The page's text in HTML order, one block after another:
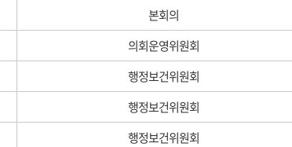
본회의
의회운영위원회
행정보건위원회
행정보건위원회
행정보건위원회